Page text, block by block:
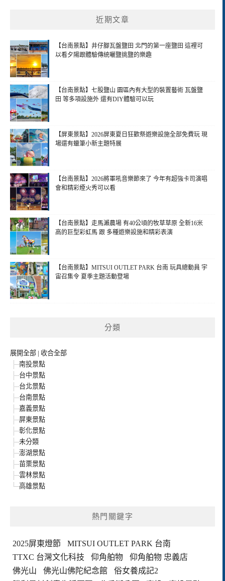
近期文章
【台南景點】井仔腳瓦盤鹽田 北門的第一座鹽田 這裡可
以看夕陽跟體驗傳統曬鹽挑鹽的樂趣
【台南景點】七股鹽山 園區內有大型的裝置藝術 瓦盤鹽
田 等多項設施外 還有DIY體驗可以玩
【屏東景點】2026屏東夏日狂歡祭遊樂設施全部免費玩 現
場還有蠟筆小新主題特展
【台南景點】2026將軍吼音樂節來了 今年有超強卡司演唱
會和精彩煙火秀可以看
【台南景點】走馬瀨農場 有40公頃的牧草草原 全新16米
高的巨型彩虹馬 跟 多種遊樂設施和精彩表演
【台南景點】MITSUI OUTLET PARK 台南 玩具總動員 宇
宙召集令 夏季主題活動登場
分類
展開全部 | 收合全部
南投景點
台中景點
台北景點
台南景點
嘉義景點
屏東景點
彰化景點
未分類
澎湖景點
苗栗景點
雲林景點
高雄景點
熱門關鍵字
2025屏東燈節
MITSUI OUTLET PARK 台南
TTXC 台灣文化科技
仰角舶物
仰角舶物 忠義店
佛光山
佛光山佛陀紀念館
俗女養成記2